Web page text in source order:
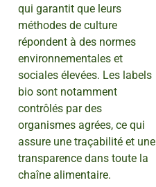
qui garantit que leurs
méthodes de culture
répondent à des normes
environnementales et
sociales élevées. Les labels
bio sont notamment
contrôlés par des
organismes agrées, ce qui
assure une traçabilité et une
transparence dans toute la
chaîne alimentaire.